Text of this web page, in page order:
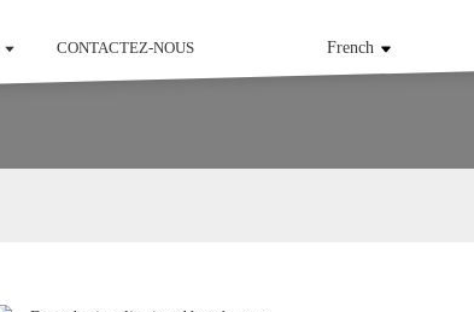
CONTACTEZ-NOUS French